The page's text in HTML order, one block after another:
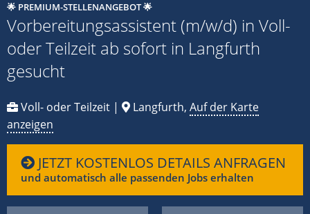
🌟 PREMIUM-STELLENANGEBOT 🌟
Vorbereitungsassistent (m/w/d) in Voll-
oder Teilzeit ab sofort in Langfurth
gesucht
Voll- oder Teilzeit | Langfurth, Auf der Karte
anzeigen
JETZT KOSTENLOS DETAILS ANFRAGEN
und automatisch alle passenden Jobs erhalten